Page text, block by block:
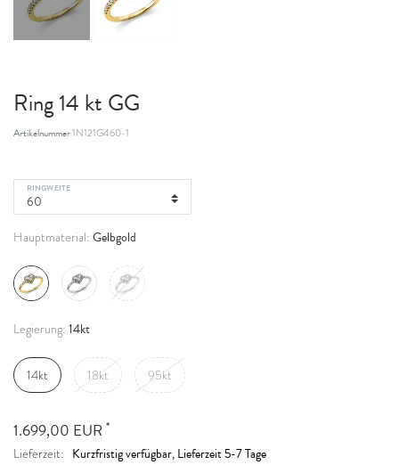
Ring 14 kt GG
Artikelnummer1N121G460-1
RINGWEITE
Hauptmaterial: Gelbgold
Legierung: 14kt
14kt 18kt 95kt
1.699,00 EUR *
Lieferzeit: Kurzfristig verfügbar, Lieferzeit 5-7 Tage